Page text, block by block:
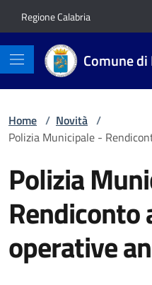
Regione Calabria
Comune
Home / Novità /
Polizia Municipale -
Polizia
operative